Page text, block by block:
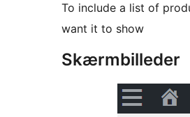
To include a list of
want it to show
Skærmbilleder